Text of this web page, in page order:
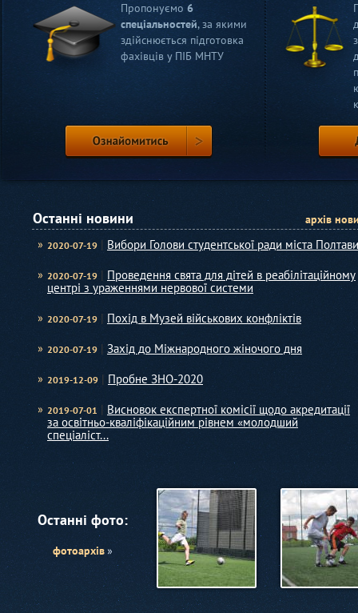
Запрошуємо на навчання
класів до бізнес-
курс ПІБ МНТУ після
Пропонуємо 6
спеціальностей, за якими
здійснюється підготовка
фахівців у ПІБ МНТУ
Останні новини архів
2020-07-19 | Вибори Голови студентської ради міста Полтави
2020-07-19 | Проведення свята для дітей в реабілітаційному
центрі з ураженнями нервової системи
2020-07-19 | Похід в Музей військових конфліктів
2020-07-19 | Захід до Міжнародного жіночого дня
2019-12-09 | Пробне ЗНО-2020
2019-07-01 | Висновок експертної комісії щодо акредитації
за освітньо-кваліфікаційним рівнем «молодший
спеціаліст...
Останні фото:
фотоархів